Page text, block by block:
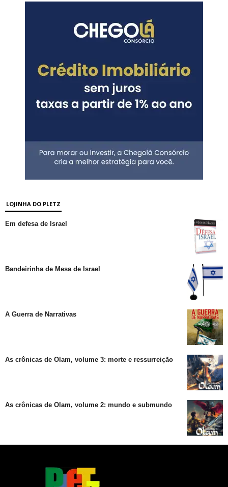
LOJINHA DO PLETZ
Em defesa de Israel
Bandeirinha de Mesa de Israel
A Guerra de Narrativas
As crônicas de Olam, volume 3: morte e ressurreição
As crônicas de Olam, volume 2: mundo e submundo